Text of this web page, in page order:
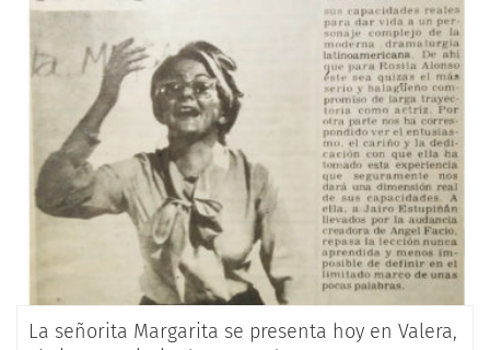
La señorita Margarita se presenta hoy en Valera,